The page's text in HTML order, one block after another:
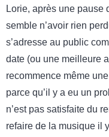
Lorie, après une pause
semble n’avoir rien
s’adresse au public
date (ou une meilleure
recommence même
parce qu’il y a eu un
n’est pas satisfaite du
refaire de la musique il